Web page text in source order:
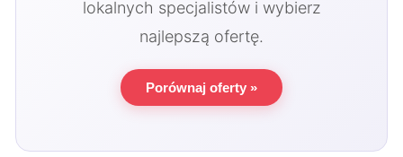
lokalnych specjalistów i wybierz
najlepszą ofertę.
Porównaj oferty »